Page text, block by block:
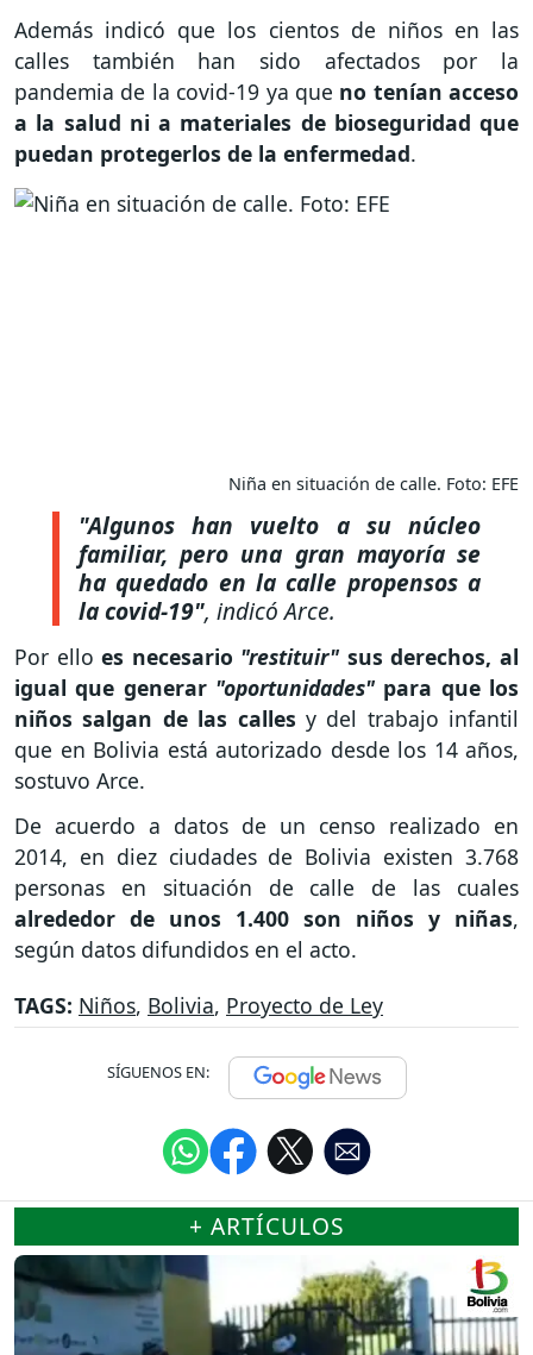
Además indicó que los cientos de niños en las
calles también han sido afectados por la
pandemia de la covid-19 ya que no tenían acceso
a la salud ni a materiales de bioseguridad que
puedan protegerlos de la enfermedad.
Niña en situación de calle. Foto: EFE
"Algunos han vuelto a su núcleo
familiar, pero una gran mayoría se
ha quedado en la calle propensos a
la covid-19", indicó Arce.
Por elloes necesario "restituir" sus derechos, al
igual que generar "oportunidades" para que los
niños salgan de las calles y del trabajo infantil
que en Bolivia está autorizado desde los 14 años,
sostuvo Arce.
De acuerdo a datos de un censo realizado en
2014, en diez ciudades de Bolivia existen 3.768
personas en situación de calle de las cuales
alrededor de unos 1.400 son niños y niñas,
según datos difundidos en el acto.
TAGS: Niños, Bolivia, Proyecto de Ley
SÍGUENOS EN:
+ ARTÍCULOS